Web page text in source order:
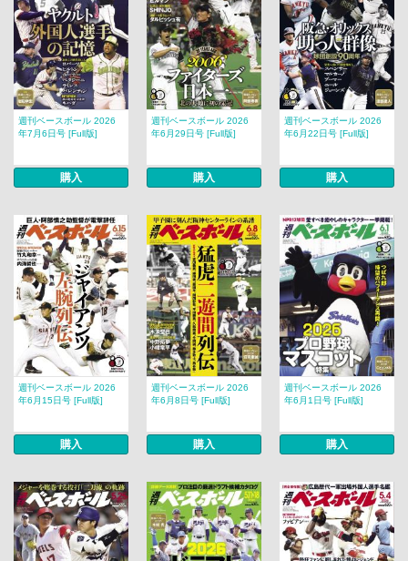
週刊ベースボール 2026
年7月6日号 [Full版]
購入
週刊ベースボール 2026
年6月29日号 [Full版]
購入
週刊ベースボール 2026
年6月22日号 [Full版]
購入
週刊ベースボール 2026
年6月15日号 [Full版]
購入
週刊ベースボール 2026
年6月8日号 [Full版]
購入
週刊ベースボール 2026
年6月1日号 [Full版]
購入